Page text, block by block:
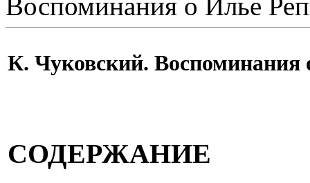
К. Чуковский. Воспоминания
СОДЕРЖАНИЕ